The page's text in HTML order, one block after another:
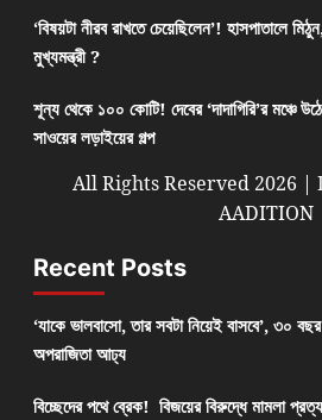
‘বিষয়টা নীরব রাখতে চেয়েছিলেন’! হাসপাতালে
মুখ্যমন্ত্রী ?
শূন্য থেকে ১০০ কোটি! দেবের ‘দাদাগিরি’র মঞ্চে
সাওয়ের লড়াইয়ের গল্প
All Rights Reserved 2026 |
AADITION
Recent Posts
‘যাকে ভালবাসো, তার সবটা নিয়েই বাসবে’, ৩০
অপরাজিতা আঢ্য
বিচ্ছেদের পথে ব্রেক! বিজয়ের বিরুদ্ধে মামলা